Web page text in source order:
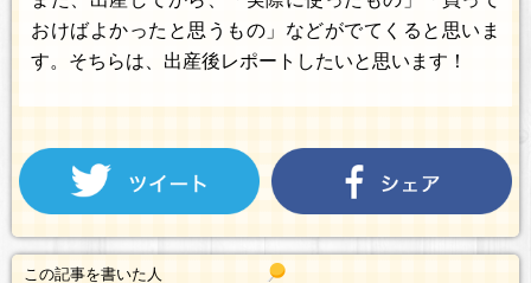
おけばよかったと思うもの」などがでてくると思いま
す。そちらは、出産後レポートしたいと思います！
この記事を書いた人